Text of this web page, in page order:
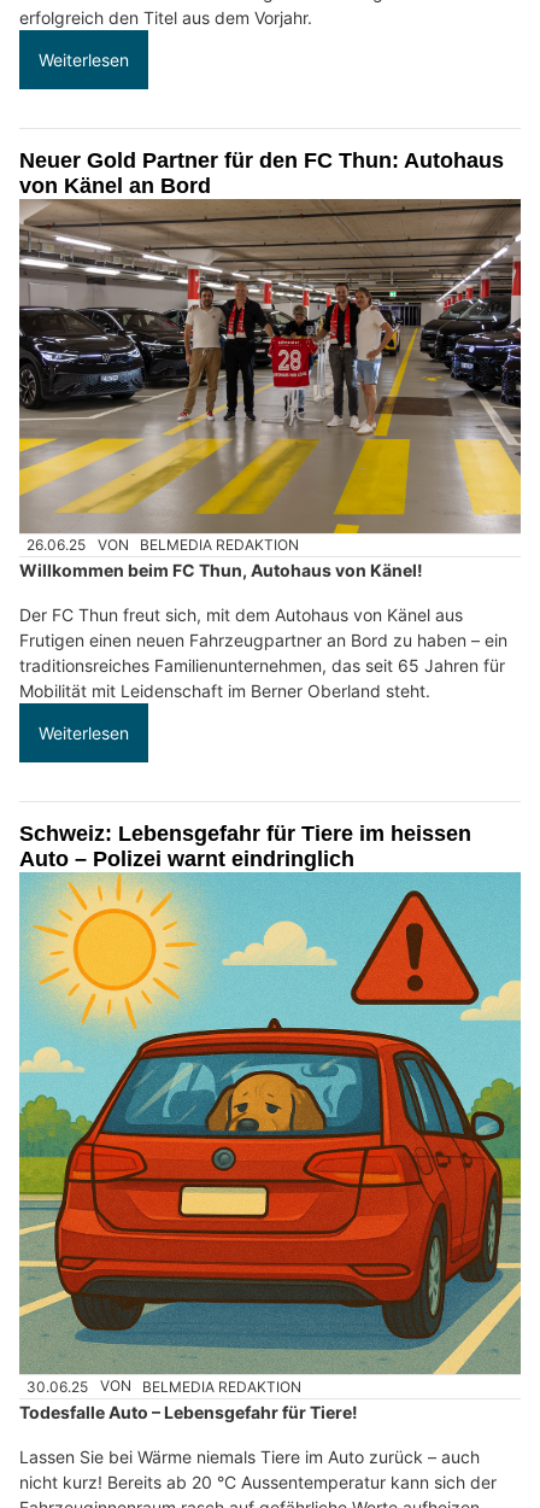
erfolgreich den Titel aus dem Vorjahr.
Weiterlesen
Neuer Gold Partner für den FC Thun: Autohaus
von Känel an Bord
26.06.25 VON BELMEDIA REDAKTION
Willkommen beim FC Thun, Autohaus von Känel!
Der FC Thun freut sich, mit dem Autohaus von Känel aus
Frutigen einen neuen Fahrzeugpartner an Bord zu haben – ein
traditionsreiches Familienunternehmen, das seit 65 Jahren für
Mobilität mit Leidenschaft im Berner Oberland steht.
Weiterlesen
Schweiz: Lebensgefahr für Tiere im heissen
Auto – Polizei warnt eindringlich
30.06.25 VON BELMEDIA REDAKTION
Todesfalle Auto – Lebensgefahr für Tiere!
Lassen Sie bei Wärme niemals Tiere im Auto zurück – auch
nicht kurz! Bereits ab 20 °C Aussentemperatur kann sich der